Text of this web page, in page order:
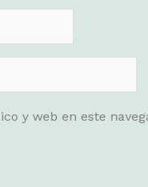
y web en este